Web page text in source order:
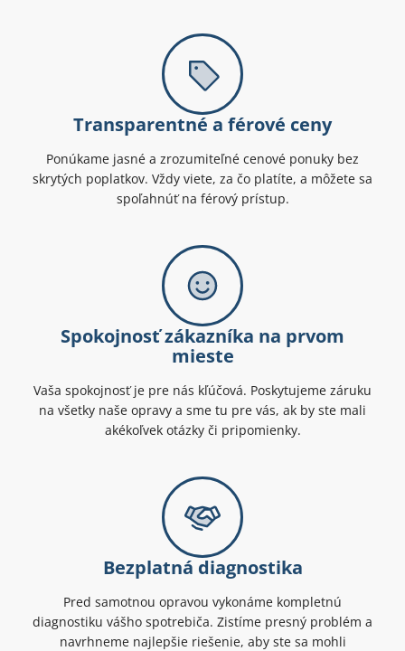
Transparentné a férové ceny
Ponúkame jasné a zrozumiteľné cenové ponuky bez
skrytých poplatkov. Vždy viete, za čo platíte, a môžete sa
spoľahnúť na férový prístup.
Spokojnosť zákazníka na prvom
mieste
Vaša spokojnosť je pre nás kľúčová. Poskytujeme záruku
na všetky naše opravy a sme tu pre vás, ak by ste mali
akékoľvek otázky či pripomienky.
Bezplatná diagnostika
Pred samotnou opravou vykonáme kompletnú
diagnostiku vášho spotrebiča. Zistíme presný problém a
navrhneme najlepšie riešenie, aby ste sa mohli